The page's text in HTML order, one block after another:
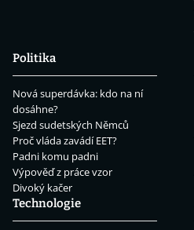
Politika
Nová superdávka: kdo na ní
dosáhne?
Sjezd sudetských Němců
Proč vláda zavádí EET?
Padni komu padni
Výpověď z práce vzor
Divoký kačer
Technologie